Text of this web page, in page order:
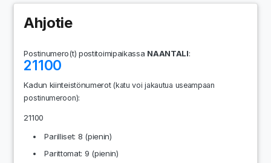
Ahjotie
Postinumero(t) postitoimipaikassa NAANTALI:
21100
Kadun kiinteistönumerot(katu voi jakautua useampaan
postinumeroon):
21100
Parilliset: 8 (pienin)
Parittomat: 9 (pienin)